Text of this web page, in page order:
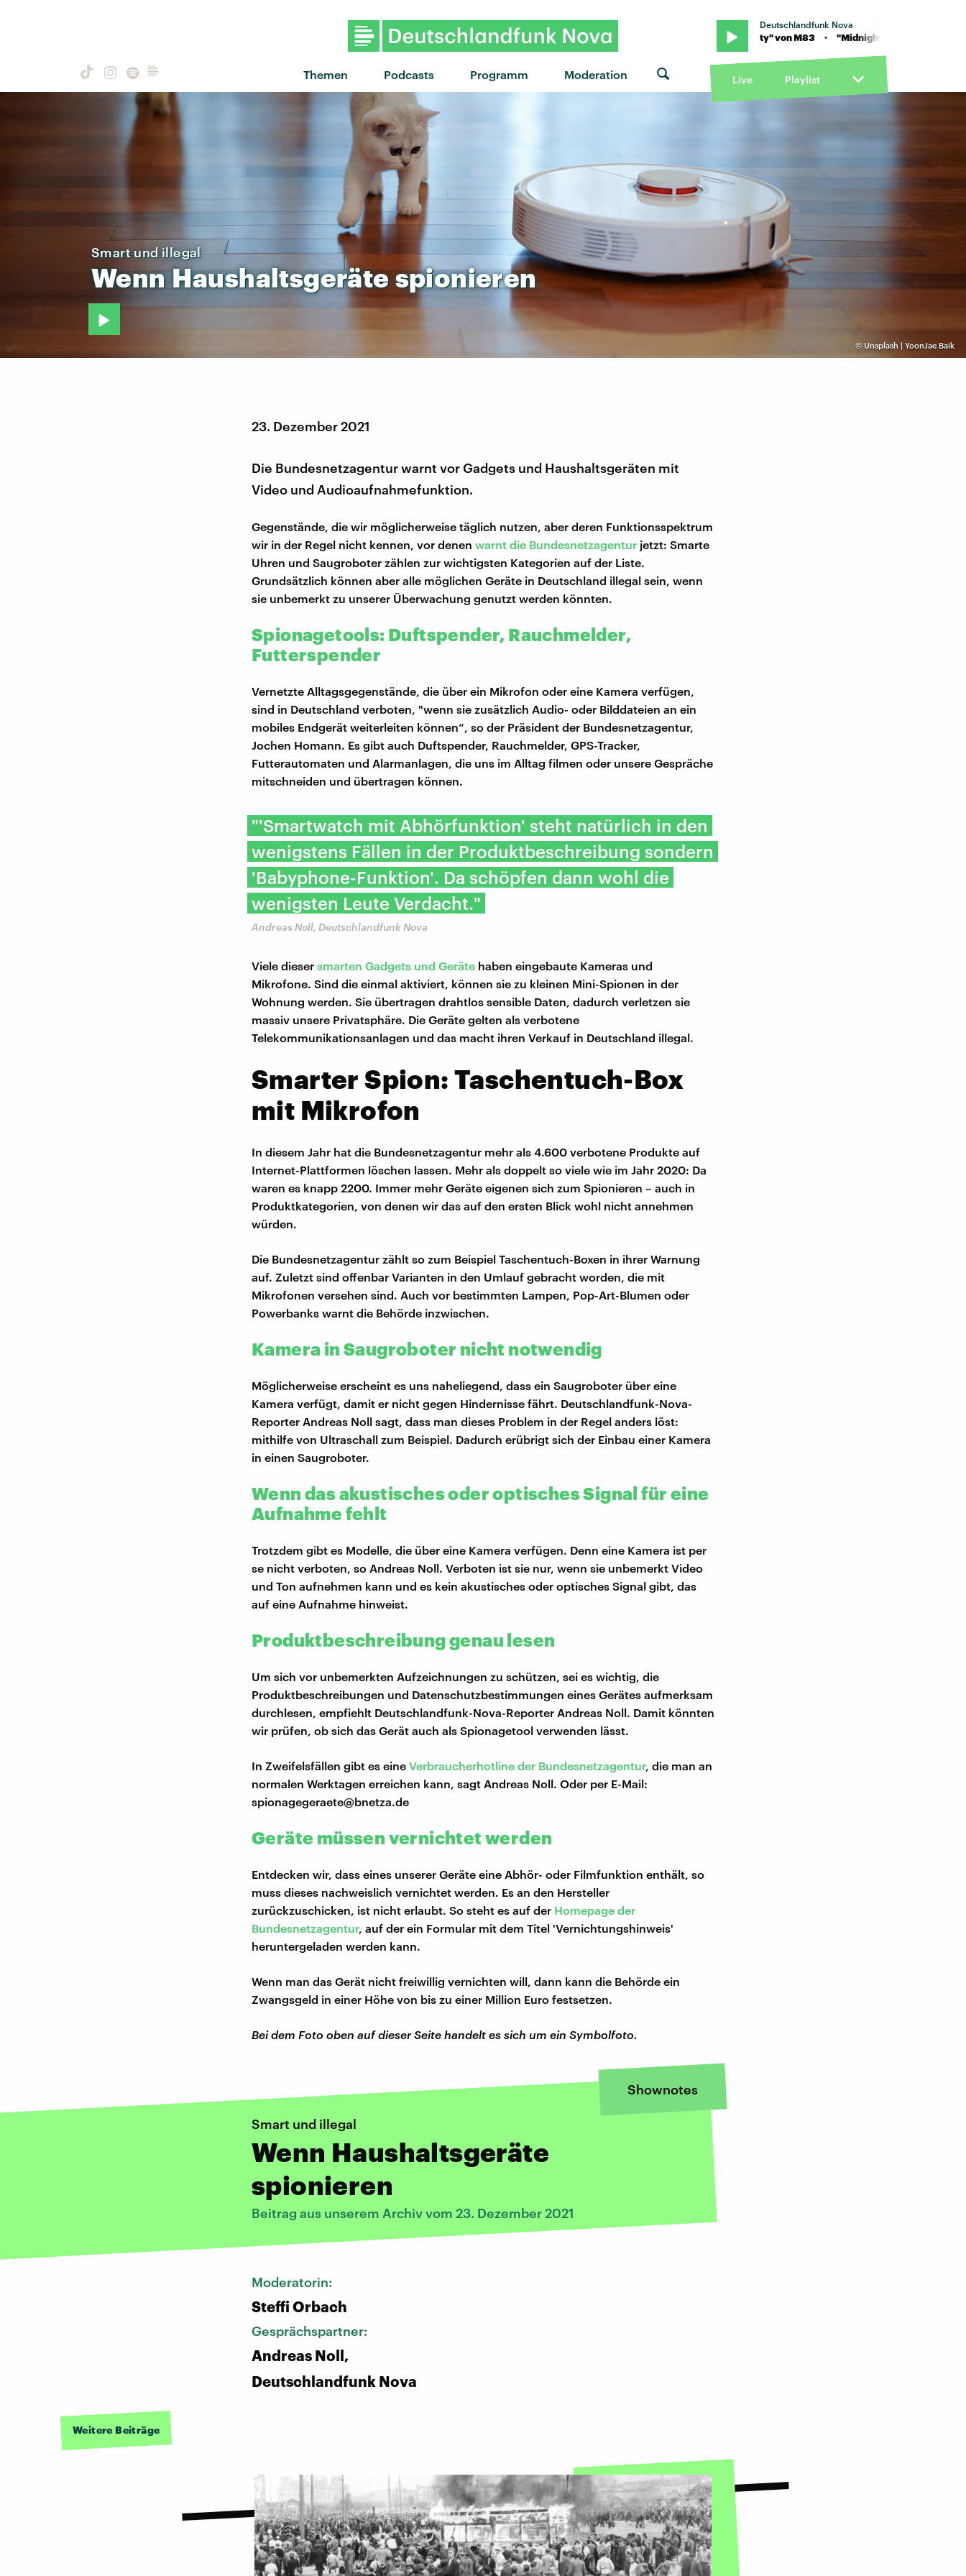
Themen Podcasts Programm Moderation
Deutschlandfunk Nova
"Midnight City" von M83 · "Midnight City" von M83 · "Midnight City" von M83
Live Playlist
© Unsplash | YoonJae Baik
Smart und illegal
WennHaushaltsgerätespionieren
23. Dezember 2021
Die Bundesnetzagentur warnt vor Gadgets und Haushaltsgeräten mit
Video und Audioaufnahmefunktion.
Gegenstände, die wir möglicherweise täglich nutzen, aber deren Funktionsspektrum
wir in der Regel nicht kennen, vor denen warnt die Bundesnetzagentur jetzt: Smarte
Uhren und Saugroboter zählen zur wichtigsten Kategorien auf der Liste.
Grundsätzlich können aber alle möglichen Geräte in Deutschland illegal sein, wenn
sie unbemerkt zu unserer Überwachung genutzt werden könnten.
Spionagetools: Duftspender, Rauchmelder,
Futterspender
Vernetzte Alltagsgegenstände, die über ein Mikrofon oder eine Kamera verfügen,
sind in Deutschland verboten, "wenn sie zusätzlich Audio- oder Bilddateien an ein
mobiles Endgerät weiterleiten können“, so der Präsident der Bundesnetzagentur,
Jochen Homann. Es gibt auch Duftspender, Rauchmelder, GPS-Tracker,
Futterautomaten und Alarmanlagen, die uns im Alltag filmen oder unsere Gespräche
mitschneiden und übertragen können.
"'Smartwatch mit Abhörfunktion' steht natürlich in den
wenigstens Fällen in der Produktbeschreibung sondern
'Babyphone-Funktion'. Da schöpfen dann wohl die
wenigsten Leute Verdacht."
Andreas Noll, Deutschlandfunk Nova
Viele dieser smarten Gadgets und Geräte haben eingebaute Kameras und
Mikrofone. Sind die einmal aktiviert, können sie zu kleinen Mini-Spionen in der
Wohnung werden. Sie übertragen drahtlos sensible Daten, dadurch verletzen sie
massiv unsere Privatsphäre. Die Geräte gelten als verbotene
Telekommunikationsanlagen und das macht ihren Verkauf in Deutschland illegal.
Smarter Spion: Taschentuch-Box
mit Mikrofon
In diesem Jahr hat die Bundesnetzagentur mehr als 4.600 verbotene Produkte auf
Internet-Plattformen löschen lassen. Mehr als doppelt so viele wie im Jahr 2020: Da
waren es knapp 2200. Immer mehr Geräte eigenen sich zum Spionieren – auch in
Produktkategorien, von denen wir das auf den ersten Blick wohl nicht annehmen
würden.
Die Bundesnetzagentur zählt so zum Beispiel Taschentuch-Boxen in ihrer Warnung
auf. Zuletzt sind offenbar Varianten in den Umlauf gebracht worden, die mit
Mikrofonen versehen sind. Auch vor bestimmten Lampen, Pop-Art-Blumen oder
Powerbanks warnt die Behörde inzwischen.
Kamera in Saugroboter nicht notwendig
Möglicherweise erscheint es uns naheliegend, dass ein Saugroboter über eine
Kamera verfügt, damit er nicht gegen Hindernisse fährt. Deutschlandfunk-Nova-
Reporter Andreas Noll sagt, dass man dieses Problem in der Regel anders löst:
mithilfe von Ultraschall zum Beispiel. Dadurch erübrigt sich der Einbau einer Kamera
in einen Saugroboter.
Wenn das akustisches oder optisches Signal für eine
Aufnahme fehlt
Trotzdem gibt es Modelle, die über eine Kamera verfügen. Denn eine Kamera ist per
se nicht verboten, so Andreas Noll. Verboten ist sie nur, wenn sie unbemerkt Video
und Ton aufnehmen kann und es kein akustisches oder optisches Signal gibt, das
auf eine Aufnahme hinweist.
Produktbeschreibung genau lesen
Um sich vor unbemerkten Aufzeichnungen zu schützen, sei es wichtig, die
Produktbeschreibungen und Datenschutzbestimmungen eines Gerätes aufmerksam
durchlesen, empfiehlt Deutschlandfunk-Nova-Reporter Andreas Noll. Damit könnten
wir prüfen, ob sich das Gerät auch als Spionagetool verwenden lässt.
In Zweifelsfällen gibt es eine Verbraucherhotline der Bundesnetzagentur, die man an
normalen Werktagen erreichen kann, sagt Andreas Noll. Oder per E-Mail:
spionagegeraete@bnetza.de
Geräte müssen vernichtet werden
Entdecken wir, dass eines unserer Geräte eine Abhör- oder Filmfunktion enthält, so
muss dieses nachweislich vernichtet werden. Es an den Hersteller
zurückzuschicken, ist nicht erlaubt. So steht es auf der Homepage der
Bundesnetzagentur, auf der ein Formular mit dem Titel 'Vernichtungshinweis'
heruntergeladen werden kann.
Wenn man das Gerät nicht freiwillig vernichten will, dann kann die Behörde ein
Zwangsgeld in einer Höhe von bis zu einer Million Euro festsetzen.
Bei dem Foto oben auf dieser Seite handelt es sich um ein Symbolfoto.
Shownotes
Smart und illegal
Wenn Haushaltsgeräte
spionieren
Beitrag aus unserem Archiv vom 23. Dezember 2021
Moderatorin:
Steffi Orbach
Gesprächspartner:
Andreas Noll,
Deutschlandfunk Nova
Weitere Beiträge